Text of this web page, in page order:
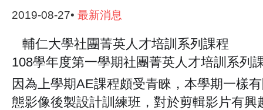
2019-08-27• 最新消息
輔仁大學社團菁英人才培訓系列課程
108學年度第一學期社團菁英人才培訓系列
因為上學期AE課程頗受青睞，本學期一樣
態影像後製設計訓練班，對於剪輯影片有興